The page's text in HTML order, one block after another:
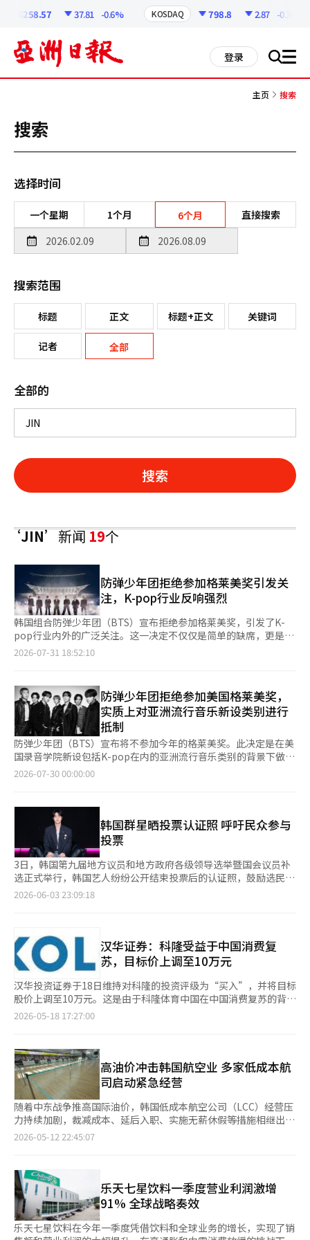
6258.57 37.81 -0.6% KOSDAQ 798.8 2.87 -0.36%
登录 搜 all
主页 搜索
搜索
选择时间
一个星期 1个月 6个月 直接搜索
搜索范围
标题 正文 标题+正文 关键词
记者 全部
全部的
搜索
‘JIN’新闻19个
防弹少年团拒绝参加格莱美奖引发关
注，K-pop行业反响强烈
韩国组合防弹少年团（BTS）宣布拒绝参加格莱美奖，引发了K-
pop行业内外的广泛关注。这一决定不仅仅是简单的缺席，更是对
全球音乐产业将K-pop单独分类为“地区”和“语言”的惯例提出
参加格莱美。”他们还表示：“希望音乐能够被听到和喜爱，而不
是被地区或语言所区分。”这一决定恰逢格莱美奖宣布从明年开始
设立“最佳亚洲流行音乐表演”类别，该类别将涵盖K-pop、J-
pop、C-pop等亚洲流行音乐。然而，有人指出，将亚洲音乐单独
分类可能会成为进入主要类别的障碍。防弹少年团的声明被解读为
对这一问题的间接回应。他们提到的“地区或语言”，被认为是对
格莱美将亚洲音乐单独归类的方式的质疑。粉丝们也迅速做出了反
应。防弹少年团的第五张专辑《阿里郎（ARIRANG）》中的歌曲
行榜上夺得第一。这首歌表达了作为韩国艺术家在全球舞台上所感
受到的身份认同和抱负，与防弹少年团拒绝参加格莱美的消息相呼
应，吸引了粉丝们的热烈支持。许多知名人士也表达了支持。Epik
High的Tablo支持防弹少年团的决定，Netflix动画电影《K-pop
恶魔猎人》的导演Maggie Kang也在社交媒体上表示了支持。参
与防弹少年团第五张专辑《外星人》和《2.0》制作的美国音乐制
作人Mike Will Made-It也在社交媒体上写道：“BTS ALIENS”，
表示支持。外媒对此决定进行了重要报道。美国《公告牌》和美联
和但明确的批评。主办格莱美奖的录音学院表示尊重防弹少年团的
决定，并解释称亚洲流行音乐类别的设立是为了表彰亚洲流行音乐
的多样性和卓越性。然而，K-pop行业普遍认为，此事不仅是格莱
语音乐的争论。防弹少年团与格莱美之间的紧张关系由来已久。从
2021年到2023年，他们连续三年获得格莱美最终提名，挑战K-
pop首次获奖，但最终未能获奖。尽管在全球音乐市场上取得了显
弹少年团对格莱美标准提出质疑的一个重要案例。尤其是防弹少年
团在全球音乐市场中的象征性地位，可能会促使其他K-pop艺术家
和公司在未来对格莱美的参赛策略进行更为谨慎的考量。随着K-
pop不再是特定地区的音乐类型，而是全球流行音乐的重要组成部
分，围绕格莱美设立亚洲流行音乐类别的争论预计将持续一段时
间。防弹少年团的这一举动是否会重新定义K-pop与全球颁奖典礼
的关系，行业内的关注正在不断增加。※ 本报道经人工智能（AI）
2026-07-31 18:52:10
防弹少年团拒绝参加美国格莱美奖，
实质上对亚洲流行音乐新设类别进行
抵制
防弹少年团（BTS）宣布将不参加今年的格莱美奖。此决定是在美
国录音学院新设包括K-pop在内的亚洲流行音乐类别的背景下做出
的，外界普遍解读为对格莱美的抵制。 防弹少年团的成员RM、
表示：“希望音乐能够超越地域和语言的界限，被听到和喜
爱。”并感谢一直支持他们的ARMY和所有人。 这是防弹少年团首
次公开表态拒绝参加格莱美奖。特别是“希望音乐能够超越地域和
语言的界限”这一表述，正好与格莱美奖新设亚洲流行音乐类别的
情况相呼应，引发了更多关注。 格莱美奖是由美国录音学院主办
的音乐颁奖典礼，与公告音乐奖和美国音乐奖并列为美国主要的流
行音乐颁奖典礼。 此前，录音学院宣布将在2027年的颁奖典礼上
设立最佳亚洲流行音乐表演奖，该类别将包括K-pop、J-pop、C-
类别的障碍。这种将音乐成就以语言和地域进行区分的方式，可能
导致非英语国家和亚裔艺术家被排除在主流颁奖类别之外。 防弹
少年团与格莱美奖的关系一直较为复杂。从2021年到2023年，他
们连续三年入围格莱美最终候选名单，挑战K-pop首次获奖，但最
终未能获奖。尽管在全球音乐榜单上取得了优异成绩，防弹少年团
仍未能跨越格莱美的获奖门槛，这引发了关于颁奖典礼保守评审结
构及对非英语艺术家的壁垒的争议。 防弹少年团今年拒绝参赛的
Billboard主流专辑榜《Billboard 200》的第一位。主打歌《游泳
（SWIM）》也进入了主流歌曲榜《Hot 100》的第一位，专辑中
的其他曲目也在榜单上有所表现。 此次拒绝参赛的决定与格莱美
新设类别的争议密切相关。防弹少年团表示：“希望音乐能够被听
到和喜爱”，这表明他们对将K-pop单独分类的方式的质疑。 防
弹少年团的这一决定是否会影响其他K-pop艺术家参赛的选择也备
受关注。在全球音乐市场中，K-pop的影响力日益增强，围绕格莱
美亚洲流行音乐类别的争论预计将持续一段时间。※ 本报道经人
2026-07-30 00:00:00
韩国群星晒投票认证照 呼吁民众参与
投票
3日，韩国第九届地方议员和地方政府各级领导选举暨国会议员补
选正式举行，韩国艺人纷纷公开结束投票后的认证照，鼓励选民参
加投票。 刚结束全球巡演《ARIRANG》拉斯维加斯站演出的BTS
票认证照，并写道：“我们现在也算真正的成年人了。”
2026-06-03 23:09:18
汉华证券：科隆受益于中国消费复
苏，目标价上调至10万元
汉华投资证券于18日维持对科隆的投资评级为“买入”，并将目标
股价上调至10万元。这是由于科隆体育中国在中国消费复苏的背景
下，业绩改善的趋势已经显现。 汉华投资证券研究员李镇协表
务部门科隆全球和零售业务部门科隆移动集团的盈利能力改善推动
了业绩的增长。” 按单独标准计算，销售额和营业利润分别为341
亿韩元和256亿韩元，同比下降15%和20%。相比之下，合并子公
司的业绩大幅改善。科隆全球的营业利润增加217亿韩元，同比增
长100%；科隆移动集团也增加209亿韩元，增长71%。 尤其是科
隆体育中国的增长势头显著。该公司第一季度的销售额为3628亿
韩元，净利润为999亿韩元，分别同比增长66%和101%。净利润
率（NPM）为28%，比去年提高了5个百分点。 李研究员指
使得高增长势头得以持续。”他表示：“公司的业绩超出了我们的
预期。” 因此，汉华投资证券也上调了科隆体育中国的年度业绩
预期。预计今年销售额将达到1兆4724亿韩元，净利润为3352亿韩
元，分别同比增长61%和98%。与之前的预测相比，销售额和净
利润的预期分别提高了9%和11%。 李研究员表示：“目前约
8000亿韩元的市值被严重低估。”他指出：“即使排除Tissue Jin
2026-05-18 17:27:00
高油价冲击韩国航空业 多家低成本航
司启动紧急经营
随着中东战争推高国际油价，韩国低成本航空公司（LCC）经营压
力持续加剧，裁减成本、延后入职、实施无薪休假等措施相继出
台，航空业就业不安正在加速蔓延。 据韩国航空业12日消息，真
总人数约100人，其中50人原计划于11日正式入职，但公司日前突
然通知，入职时间将延至9月底或10月初。 真航空方面表示，中东
战争爆发后国际油价急剧攀升，公司已启动紧急经营模式，不得不
调整新员工入职安排。此前，公司还无限期搁置了每年照例发放的
员工奖金，并削减了176个往返航班。 不仅是真航空，韩国多家低
2026-05-12 22:45:07
乐天七星饮料一季度营业利润激增
91% 全球战略奏效
乐天七星饮料在今年一季度凭借饮料和全球业务的增长，实现了销